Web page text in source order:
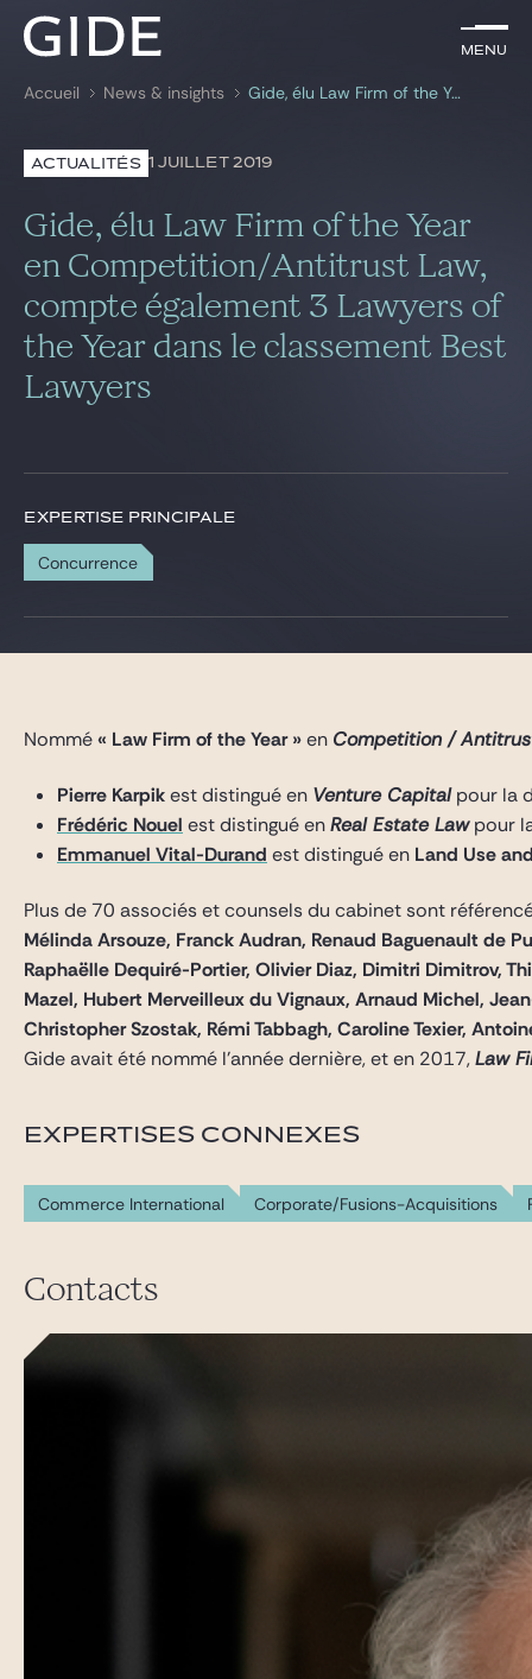
Menu
Rechercher par mots-clés
Menu
Avocats
Expertises
Global
News & insights
Gide Pro Bono et RSE
Blog Real Estate
Accueil News & insights Gide, élu Law Firm of the Year en Competition/Antitrust Law, compte également 3 Lawyers of the Year dans le classement Best Lawyers
ACTUALITÉS 1 JUILLET 2019
Gide, élu Law Firm of the Year
en Competition/Antitrust Law,
compte également 3 Lawyers of
the Year dans le classement Best
Lawyers
EXPERTISE PRINCIPALE
Concurrence
Nommé« Law Firm of the Year »en Competition /
Pierre Karpikest distingué en Venture Capital pour la
Frédéric Nouel est distingué enReal Estate Law pour
Emmanuel Vital-Durand est distingué en Land Use
Plus de 70 associés et counsels du cabinet sont
Mélinda Arsouze, Franck Audran, Renaud Baguenault de
Raphaëlle Dequiré-Portier, Olivier Diaz, Dimitri Dimitrov,
Mazel, Hubert Merveilleux du Vignaux, Arnaud Michel,
Christopher Szostak, Rémi Tabbagh, Caroline Texier,
Gide avait été nommé l’année dernière, et en 2017,Law
EXPERTISES CONNEXES
Commerce International Corporate/Fusions-Acquisitions
Contacts